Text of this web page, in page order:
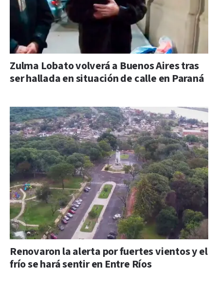
Zulma Lobato volverá a Buenos Aires tras
ser hallada en situación de calle en Paraná
Renovaron la alerta por fuertes vientos y el
frío se hará sentir en Entre Ríos